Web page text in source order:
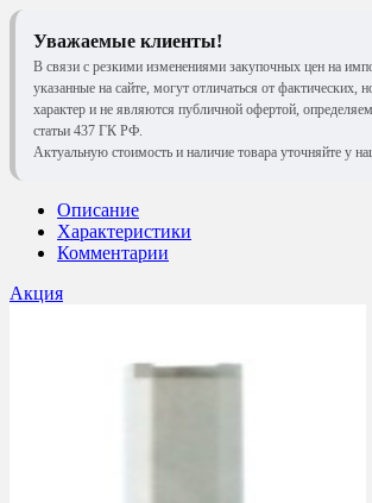
Уважаемые клиенты!
В связи с резкими изменениями закупочных цен на
указанные на сайте, могут отличаться от фактических,
характер и не являются публичной офертой,
статьи 437 ГК РФ.
Актуальную стоимость и наличие товара уточняйте у
Описание
Характеристики
Комментарии
Акция